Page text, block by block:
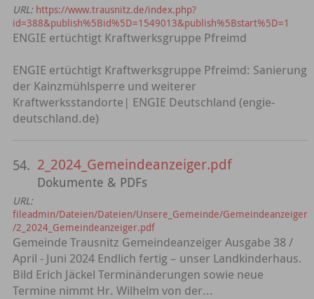
URL: https://www.trausnitz.de/index.php?
id=388&publish%5Bid%5D=1549013&publish%5Bstart%5D=1
ENGIE ertüchtigt Kraftwerksgruppe Pfreimd
ENGIE ertüchtigt Kraftwerksgruppe Pfreimd: Sanierung
der Kainzmühlsperre und weiterer
Kraftwerksstandorte| ENGIE Deutschland (engie-
deutschland.de)
54. 2_2024_Gemeindeanzeiger.pdf
Dokumente & PDFs
URL:
fileadmin/Dateien/Dateien/Unsere_Gemeinde/Gemeindeanzeiger
/2_2024_Gemeindeanzeiger.pdf
Gemeinde Trausnitz Gemeindeanzeiger Ausgabe 38 /
April - Juni 2024 Endlich fertig – unser Landkinderhaus.
Bild Erich Jäckel Terminänderungen sowie neue
Termine nimmt Hr. Wilhelm von der...